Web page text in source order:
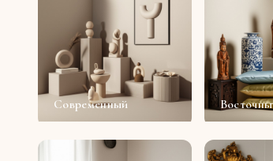
Современный